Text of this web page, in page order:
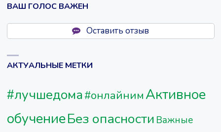
ВАШ ГОЛОС ВАЖЕН
Оставить отзыв
АКТУАЛЬНЫЕ МЕТКИ
#лучшедома#онлайнимАктивное
обучениеБез опасности Важные